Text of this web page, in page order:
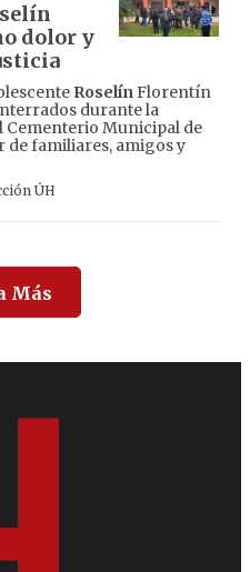
dolor y
RoselínFlorentín
durante la
Cementerio Municipal de
de familiares, amigos y
ÚH
Más